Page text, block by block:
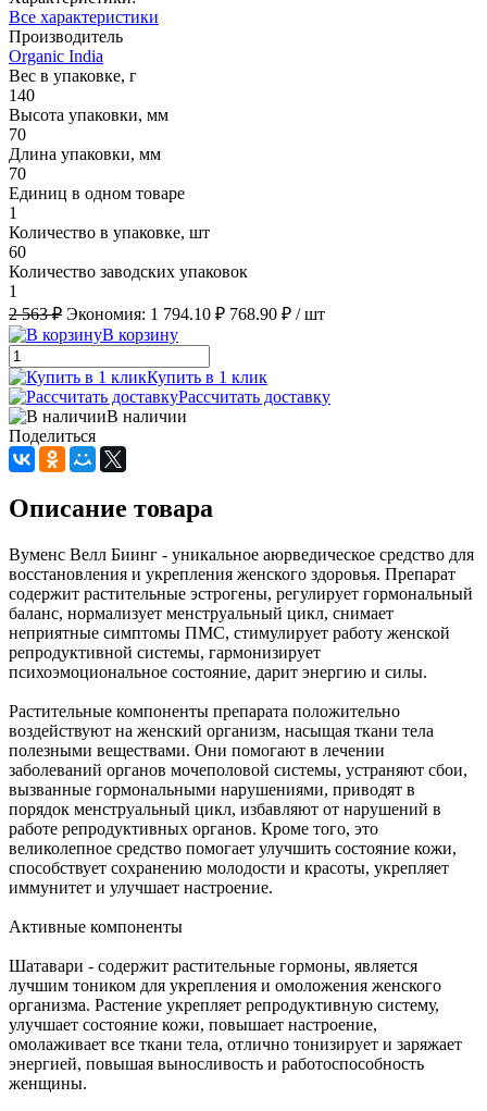
Все характеристики
Производитель
Organic India
Вес в упаковке, г
140
Высота упаковки, мм
70
Длина упаковки, мм
70
Единиц в одном товаре
1
Количество в упаковке, шт
60
Количество заводских упаковок
1
2 563 ₽ Экономия: 1 794.10 ₽ 768.90 ₽ / шт
В корзину
Купить в 1 клик
Рассчитать доставку
В наличии
Поделиться
Описание товара
Вуменс Велл Биинг - уникальное аюрведическое средство для
восстановления и укрепления женского здоровья. Препарат
содержит растительные эстрогены, регулирует гормональный
баланс, нормализует менструальный цикл, снимает
неприятные симптомы ПМС, стимулирует работу женской
репродуктивной системы, гармонизирует
психоэмоциональное состояние, дарит энергию и силы.
Растительные компоненты препарата положительно
воздействуют на женский организм, насыщая ткани тела
полезными веществами. Они помогают в лечении
заболеваний органов мочеполовой системы, устраняют сбои,
вызванные гормональными нарушениями, приводят в
порядок менструальный цикл, избавляют от нарушений в
работе репродуктивных органов. Кроме того, это
великолепное средство помогает улучшить состояние кожи,
способствует сохранению молодости и красоты, укрепляет
иммунитет и улучшает настроение.
Активные компоненты
Шатавари - содержит растительные гормоны, является
лучшим тоником для укрепления и омоложения женского
организма. Растение укрепляет репродуктивную систему,
улучшает состояние кожи, повышает настроение,
омолаживает все ткани тела, отлично тонизирует и заряжает
энергией, повышая выносливость и работоспособность
женщины.